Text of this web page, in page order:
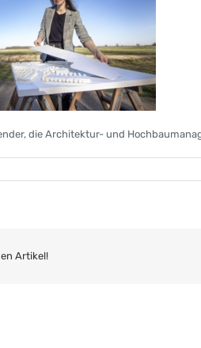
die Architektur- und
Artikel!